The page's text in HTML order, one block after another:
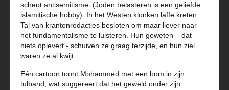
scheut antisemitisme. (Joden belasteren is een geliefde
islamitische hobby). In het Westen klonken laffe kreten.
Tal van krantenredacties besloten om maar liever naar
het fundamentalisme te luisteren. Hun geweten – dat
niets oplevert - schuiven ze graag terzijde, en hun ziel
waren ze al kwijt...
Eén cartoon toont Mohammed met een bom in zijn
tulband, wat suggereert dat het geweld onder zijn